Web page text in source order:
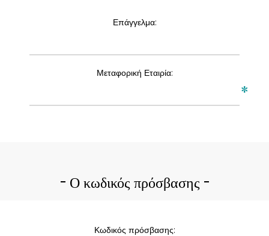
Επάγγελμα:
Μεταφορική Εταιρία:
*
Ο κωδικός πρόσβασης
Κωδικός πρόσβασης: